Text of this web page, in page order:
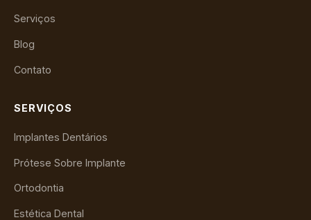
Serviços
Blog
Contato
SERVIÇOS
Implantes Dentários
Prótese Sobre Implante
Ortodontia
Estética Dental